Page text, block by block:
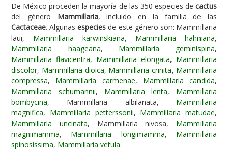
Enfermedades
Animales
Hongos
Carencias
Fotos
Flores y Plantas
Árboles y Palmeras
Arbustos y Trepadoras
De México proceden la mayoría de las 350 especies de cactus
del género Mammillaria, incluido en la familia de las
Cactaceae. Algunasespecies de este género son: Mammillaria
laui, Mammillaria karwinskiana, Mammillaria hahniana,
Mammillaria haageana, Mammillaria geminispina,
Mammillaria flavicentra, Mammillaria elongata, Mammillaria
discolor, Mammillaria dioica, Mammillaria crinita, Mammillaria
compressa, Mammillaria carmenae, Mammillaria candida,
Mammillaria schumannii, Mammillaria lenta, Mammillaria
bombycina, Mammillaria albilanata, Mammillaria
magnifica, Mammillaria petterssonii, Mammillaria matudae,
Mammillaria uncinata, Mammillaria nivosa, Mammillaria
magnimamma, Mammillaria longimamma, Mammillaria
spinosissima, Mammillaria vetula.